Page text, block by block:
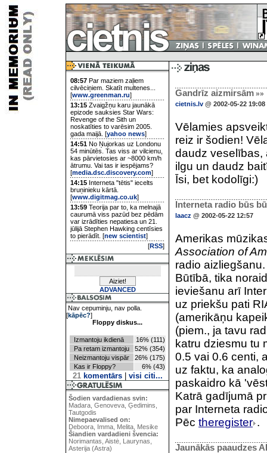
08:57 Par maziem zaļiem
cilvēciņiem. Skatīt multenes...
[www.greenman.ru]
13:15 Zvaigžņu karu jaunākā
epizode sauksies Star Wars:
Revenge of the Sith un
noskatīties to varēsim 2005.
gada maijā. [yahoo news]
14:51 No Ņujorkas uz Londonu
54 minūtēs. Tas viss ar vilcienu,
kas pārvietosies ar ~8000 km/h
ātrumu. Vai tas ir iespējams?
[media.dsc.discovery.com]
14:15 Interneta "tētis" iecelts
bruņinieku kārtā.
[www.digitmag.co.uk]
13:59 Teorija par to, ka melnajā
caurumā viss pazūd bez pēdām
var izrādīties nepatiesa un 21.
jūlijā Stephen Hawking centīsies
to pierādīt. [new scientist]
[RSS]
ADVANCED
Nav cepuminju, nav polla.
[kāpēc?]
Floppy diskus...
Izmantoju ikdienā
16% (111)
Pa retam izmantoju
52% (354)
Neizmantoju vispār
26% (175)
Kas ir Floppy?
6% (43)
21komentārs| visi citi...
Šodien vardadienas svin:
Madara, Genoveva, Ģedimins,
Tautgodis
Nimepaevalised on:
Deboora, Imma, Melita, Mesike
Šiandien vardadieni švencia:
Norimantas, Aistė, Laurynas,
Asterija (Astra)
Gandrīz aizmirsām »»
cietnis.lv @ 2002-05-22 19:08
Vēlamies
reiz ir šodien!
daudz veselības,
ilgu un daudz
Īsi, bet kodolīgi:)
Interneta radio būs
laacz @ 2002-05-22 12:57
Amerikas
Association of
radio
Būtībā, tika
ieviešanu arī
uz priekšu pati
(amerikāņu
(piem., ja tavu
katru dziesmu tu
0.5 vai 0.6 centi,
uz faktu, ka
paskaidro kā
Katrā gadījumā
par Interneta
Pēc theregister .
Jaunākās paaudzes